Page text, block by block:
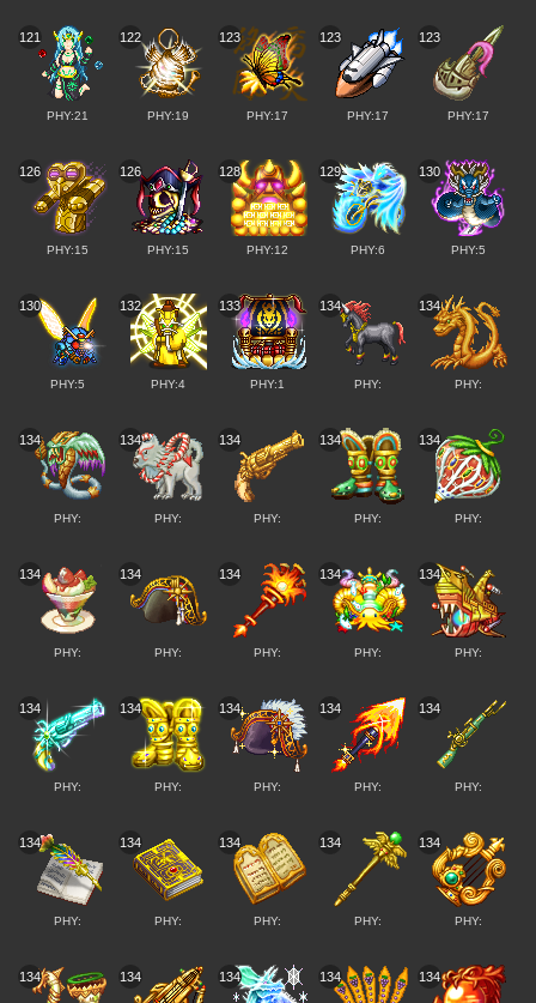
121
PHY:21
122
PHY:19
123
PHY:17
123
PHY:17
123
PHY:17
126
PHY:15
126
PHY:15
128
PHY:12
129
PHY:6
130
PHY:5
130
PHY:5
132
PHY:4
133
PHY:1
134
PHY:
134
PHY:
134
PHY:
134
PHY:
134
PHY:
134
PHY:
134
PHY:
134
PHY:
134
PHY:
134
PHY:
134
PHY:
134
PHY:
134
PHY:
134
PHY:
134
PHY:
134
PHY:
134
PHY:
134
PHY:
134
PHY:
134
PHY:
134
PHY:
134
PHY:
134 134 134 134 134